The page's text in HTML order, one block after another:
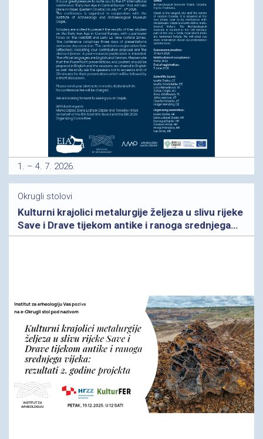
1. – 4. 7. 2026.
Okrugli stolovi
Kulturni krajolici metalurgije željeza u slivu rijeke
Save i Drave tijekom antike i ranoga srednjega
vijeka